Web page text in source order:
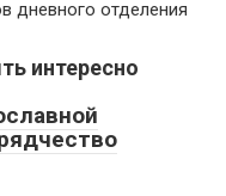
дневного отделения
интересно